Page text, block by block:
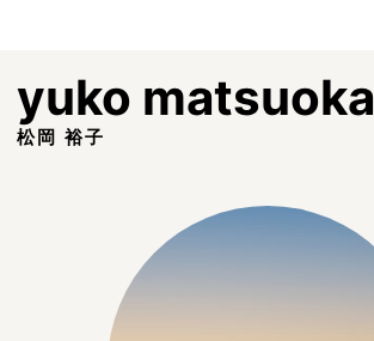
yuko matsuoka
松岡 裕子